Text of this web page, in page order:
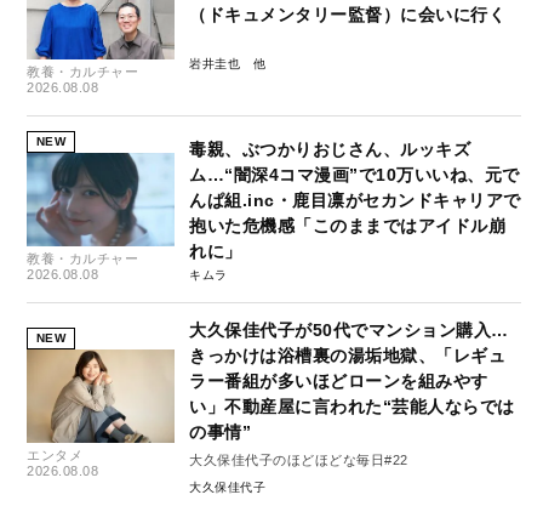
教養・カルチャー
2026.08.08
（ドキュメンタリー監督）に会いに行く
岩井圭也
NEW
教養・カルチャー
2026.08.08
毒親、ぶつかりおじさん、ルッキズ
ム…“闇深4コマ漫画”で10万いいね、元で
んぱ組.inc・鹿目凛がセカンドキャリアで
抱いた危機感「このままではアイドル崩
れに」
キムラ
NEW
エンタメ
2026.08.08
大久保佳代子が50代でマンション購入…
きっかけは浴槽裏の湯垢地獄、「レギュ
ラー番組が多いほどローンを組みやす
い」不動産屋に言われた“芸能人ならでは
の事情”
大久保佳代子のほどほどな毎日#22
大久保佳代子